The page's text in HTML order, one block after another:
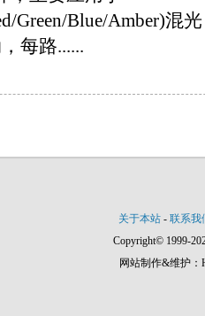
Green/Blue/Amber)混
每路......
关于本站 - 联系我
Copyright© 1999-
网站制作&维护